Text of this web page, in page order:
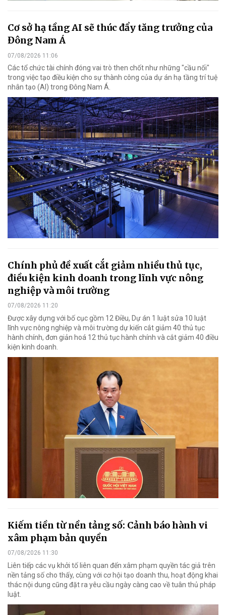
Cơ sở hạ tầng AI sẽ thúc đẩy tăng trưởng của
Đông Nam Á
07/08/2026 11:06
Các tổ chức tài chính đóng vai trò then chốt như những "cầu nối"
trong việc tạo điều kiện cho sự thành công của dự án hạ tầng trí tuệ
nhân tạo (AI) trong Đông Nam Á.
Chính phủ đề xuất cắt giảm nhiều thủ tục,
điều kiện kinh doanh trong lĩnh vực nông
nghiệp và môi trường
07/08/2026 11:20
Được xây dựng với bố cục gồm 12 Điều, Dự án 1 luật sửa 10 luật
lĩnh vực nông nghiệp và môi trường dự kiến cắt giảm 40 thủ tục
hành chính, đơn giản hoá 12 thủ tục hành chính và cắt giảm 40 điều
kiện kinh doanh.
Kiếm tiền từ nền tảng số: Cảnh báo hành vi
xâm phạm bản quyền
07/08/2026 11:30
Liên tiếp các vụ khởi tố liên quan đến xâm phạm quyền tác giả trên
nền tảng số cho thấy, cùng với cơ hội tạo doanh thu, hoạt động khai
thác nội dung cũng đặt ra yêu cầu ngày càng cao về tuân thủ pháp
luật.